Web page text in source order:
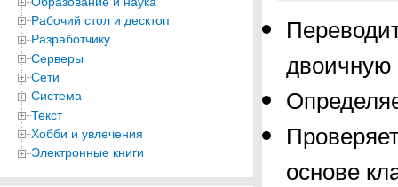
Рабочий стол и десктоп
Разработчику
Серверы
Сети
Система
Текст
Хобби и увлечения
Электронные книги
двоичную
основе